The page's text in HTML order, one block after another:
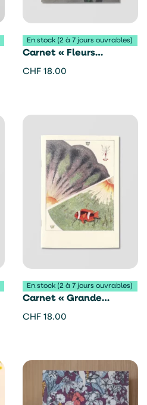
En stock (2 à 7 jours ouvrables)
Carnet « Fleurs
japonaises » – Reliefs
CHF 18.00
En stock (2 à 7 jours ouvrables)
Carnet « Grande
barrière corail » –
CHF 18.00